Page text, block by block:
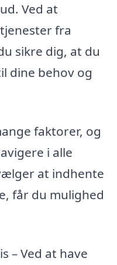
Ved at
fra
sikre dig, at du
dine behov og
faktorer, og
i alle
at indhente
får du mulighed
– Ved at have